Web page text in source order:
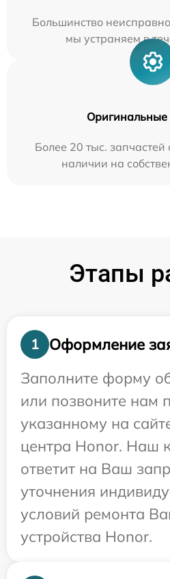
Большинство
мы устраняем в
Оригинальные
Более 20 тыс. запчастей
наличии на
Этапы
1
Оформление
Заполните форму
или позвоните нам
указанному на
центра Honor. Наш
ответит на Ваш
уточнения
условий ремонта
устройства Honor.